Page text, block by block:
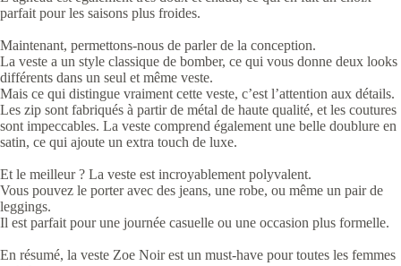
parfait pour les saisons plus froides.
Maintenant, permettons-nous de parler de la conception.
La veste a un style classique de bomber, ce qui vous donne deux looks
différents dans un seul et même veste.
Mais ce qui distingue vraiment cette veste, c’est l’attention aux détails.
Les zip sont fabriqués à partir de métal de haute qualité, et les coutures
sont impeccables. La veste comprend également une belle doublure en
satin, ce qui ajoute un extra touch de luxe.
Et le meilleur ? La veste est incroyablement polyvalent.
Vous pouvez le porter avec des jeans, une robe, ou même un pair de
leggings.
Il est parfait pour une journée casuelle ou une occasion plus formelle.
En résumé, la veste Zoe Noir est un must-have pour toutes les femmes